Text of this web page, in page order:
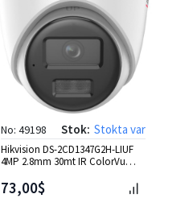
No: 49198 Stok: Stokta var
Hikvision DS-2CD1347G2H-LIUF
4MP 2.8mm 30mt IR ColorVu
73,00$